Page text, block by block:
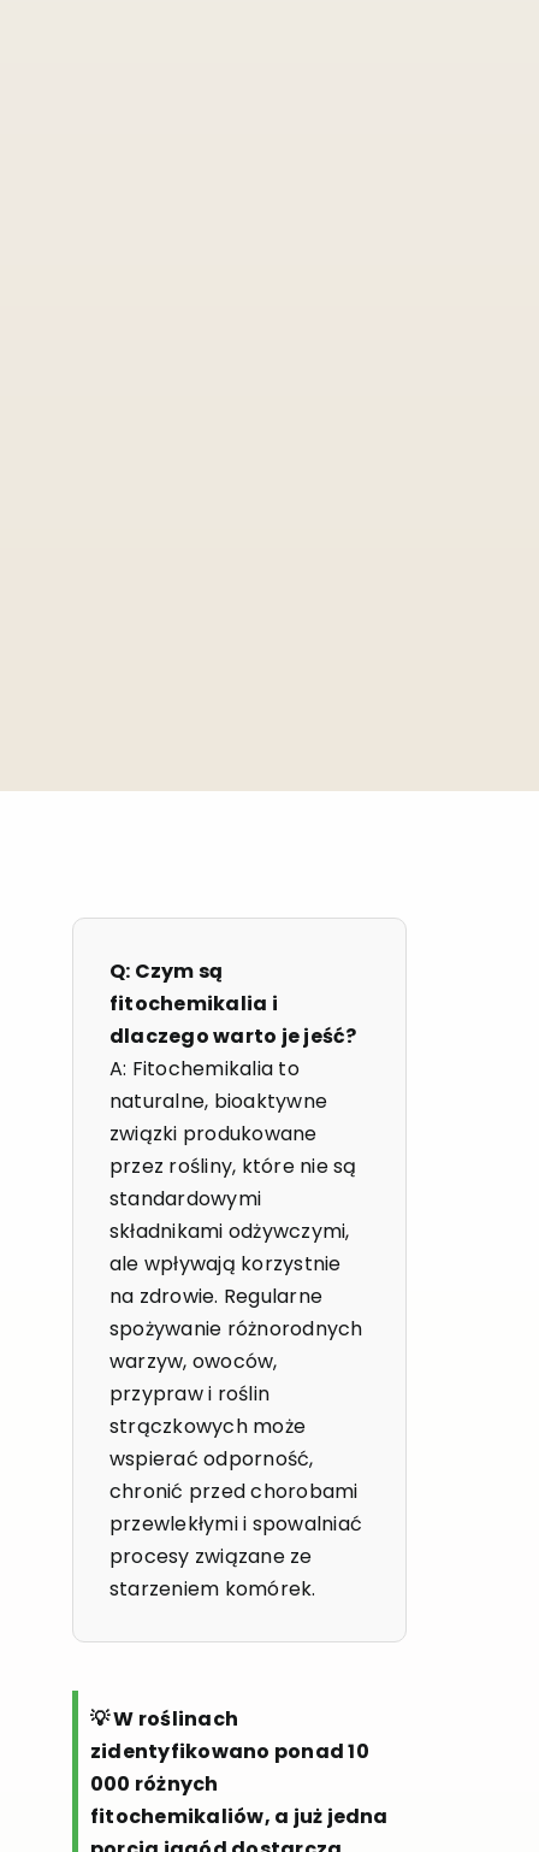
Q: Czym są
fitochemikalia i
dlaczego warto je jeść?
A: Fitochemikalia to
naturalne, bioaktywne
związki produkowane
przez rośliny, które nie są
standardowymi
składnikami odżywczymi,
ale wpływają korzystnie
na zdrowie. Regularne
spożywanie różnorodnych
warzyw, owoców,
przypraw i roślin
strączkowych może
wspierać odporność,
chronić przed chorobami
przewlekłymi i spowalniać
procesy związane ze
starzeniem komórek.
💡 W roślinach
zidentyfikowano ponad 10
000 różnych
fitochemikaliów, a już jedna